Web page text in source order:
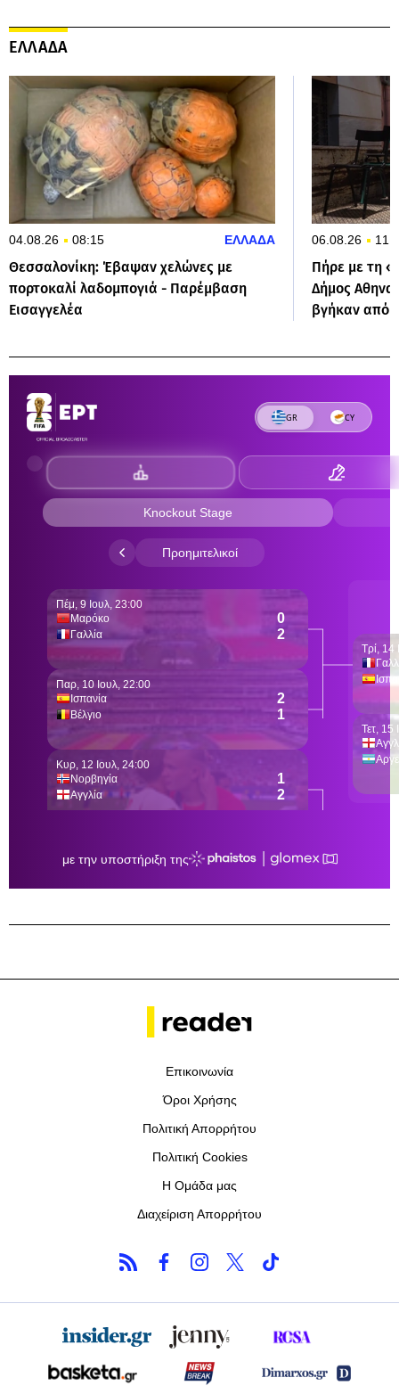
ΕΛΛΑΔΑ
04.08.26 08:15 ΕΛΛΑΔΑ
Θεσσαλονίκη: Έβαψαν χελώνες με
πορτοκαλί λαδομπογιά - Παρέμβαση
Εισαγγελέα
06.08.26
Πήρε με τη
Δήμος
βγήκαν από
Επικοινωνία
Όροι Χρήσης
Πολιτική Απορρήτου
Πολιτική Cookies
Η Ομάδα μας
Διαχείριση Απορρήτου